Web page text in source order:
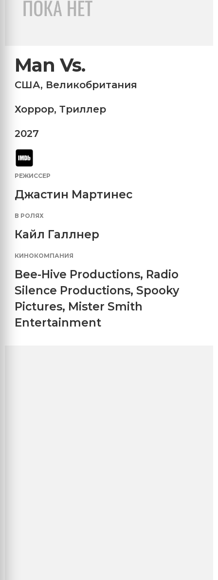
Man Vs.
США, Великобритания
Хоррор, Триллер
2027
РЕЖИССЕР
Джастин Мартинес
В РОЛЯХ
Кайл Галлнер
КИНОКОМПАНИЯ
Bee-Hive Productions, Radio
Silence Productions, Spooky
Pictures, Mister Smith
Entertainment